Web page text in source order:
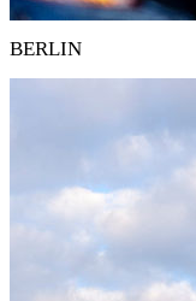
BERLIN